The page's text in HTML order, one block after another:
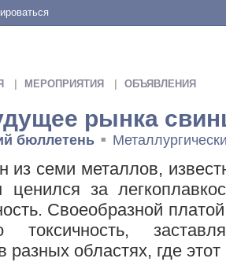
МЕРОПРИЯТИЯ ОБЪЯВЛЕНИЯ
рынка
бюллетень ■
семи металлов,
за
Своеобразной
токсичность,
разных областях, где